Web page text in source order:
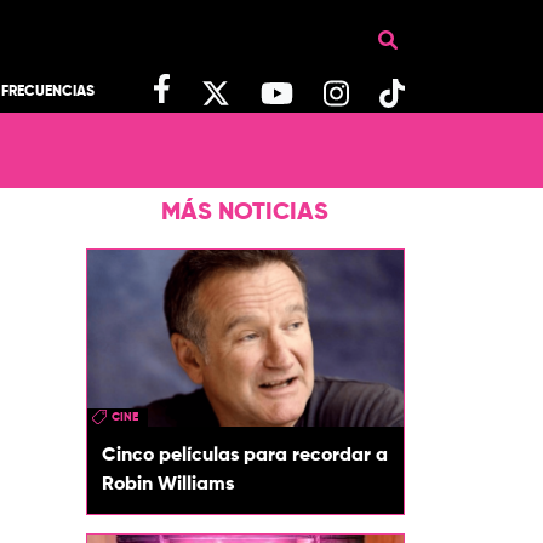
FRECUENCIAS
MÁS NOTICIAS
CINE
Cinco películas para recordar a
Robin Williams